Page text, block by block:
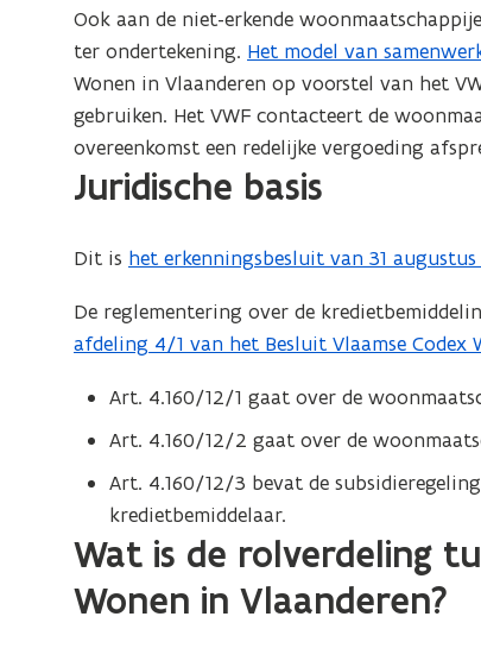
Ook aan de niet-erkende
ter ondertekening. Het model van
(
P
D
F
b
t
a
n
o
p
e
n
n
Wonen in Vlaanderen op voorstel van het
gebruiken. Het VWF contacteert de
overeenkomst een redelijke vergoeding
Juridische basis
Dit is het erkenningsbesluit van 31
(
e
s
t
n
d
o
p
n
De reglementering over de
afdeling 4/1 van het Besluit Vlaamse Codex
Art. 4.160/12/1 gaat over de
Art. 4.160/12/2 gaat over de
Art. 4.160/12/3 bevat de
kredietbemiddelaar.
Wat is de rolverdeling
Wonen in Vlaanderen?